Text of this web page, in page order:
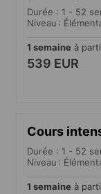
Durée : 1 - 52
Niveau :
1 semaine à
539 EUR
Cours
Durée : 1 - 52
Niveau :
1 semaine à